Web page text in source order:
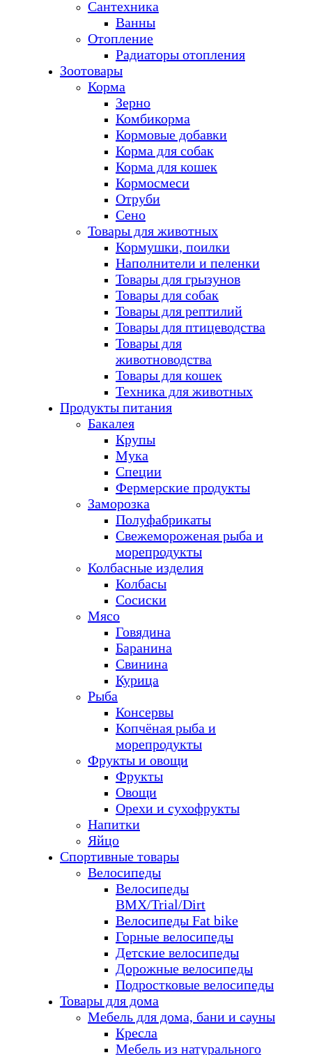
Сантехника
Ванны
Отопление
Радиаторы отопления
Зоотовары
Корма
Зерно
Комбикорма
Кормовые добавки
Корма для собак
Корма для кошек
Кормосмеси
Отруби
Сено
Товары для животных
Кормушки, поилки
Наполнители и пеленки
Товары для грызунов
Товары для собак
Товары для рептилий
Товары для птицеводства
Товары для
животноводства
Товары для кошек
Техника для животных
Продукты питания
Бакалея
Крупы
Мука
Специи
Фермерские продукты
Заморозка
Полуфабрикаты
Свежемороженая рыба и
морепродукты
Колбасные изделия
Колбасы
Сосиски
Мясо
Говядина
Баранина
Свинина
Курица
Рыба
Консервы
Копчёная рыба и
морепродукты
Фрукты и овощи
Фрукты
Овощи
Орехи и сухофрукты
Напитки
Яйцо
Спортивные товары
Велосипеды
Велосипеды
BMX/Trial/Dirt
Велосипеды Fat bike
Горные велосипеды
Детские велосипеды
Дорожные велосипеды
Подростковые велосипеды
Товары для дома
Мебель для дома, бани и сауны
Кресла
Мебель из натурального